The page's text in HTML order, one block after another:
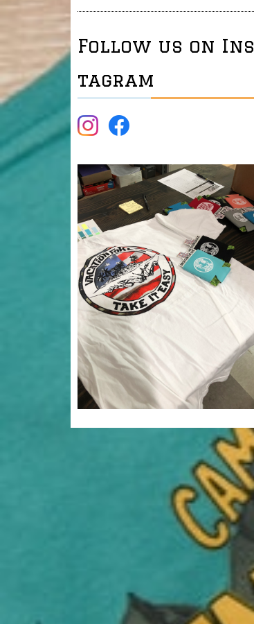
Follow us on Ins
tagram